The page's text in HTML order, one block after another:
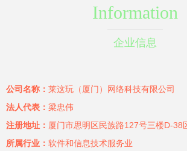
Information
企业信息
公司名称： 莱这玩（厦门）网络科技有限公司
法人代表： 梁忠伟
注册地址： 厦门市思明区民族路127号三楼D-38
所属行业： 软件和信息技术服务业